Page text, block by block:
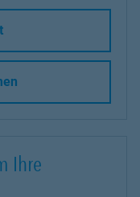
Ihre